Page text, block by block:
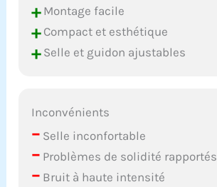
+Montage facile
+Compact et esthétique
+Selle et guidon ajustables
Inconvénients
– Selle inconfortable
– Problèmes de solidité rapportés
– Bruit à haute intensité